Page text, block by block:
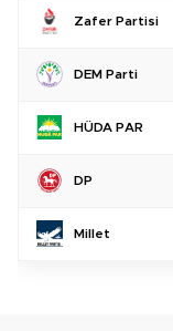
Zafer Partisi
DEM Parti
HÜDA PAR
DP
Millet